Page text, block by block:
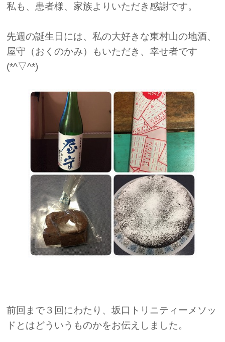
私も、患者様、家族よりいただき感謝です。
先週の誕生日には、私の大好きな東村山の地酒、
屋守（おくのかみ）もいただき、幸せ者です
(*^▽^*)
前回まで３回にわたり、坂口トリニティーメソッ
ドとはどういうものかをお伝えしました。